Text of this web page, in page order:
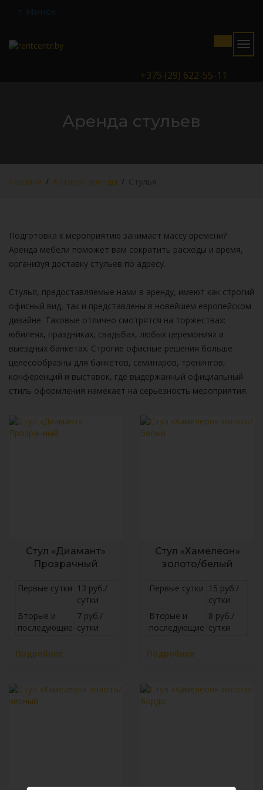
г. Минск
+375 (29) 622-55-11
Аренда стульев
Главная Каталог аренды Стулья
Подготовка к мероприятию занимает массу времени?
Аренда мебели поможет вам сократить расходы и время,
организуя доставку стульев по адресу.
Стулья, предоставляемые нами в аренду, имеют как строгий
офисный вид, так и представлены в новейшем европейском
дизайне. Таковые отлично смотрятся на торжествах:
юбилеях, праздниках, свадьбах, любых церемониях и
выездных банкетах. Строгие офисные решения больше
целесообразны для банкетов, семинаров, тренингов,
конференций и выставок, где выдержанный официальный
стиль оформления намекает на серьезность мероприятия.
Стул «Диамант»
Прозрачный
Первые сутки 13 руб./
сутки
Вторые и
последующие
7 руб./
сутки
Подробнее
Стул «Хамелеон»
золото/белый
Первые сутки 15 руб./
сутки
Вторые и
последующие
8 руб./
сутки
Подробнее